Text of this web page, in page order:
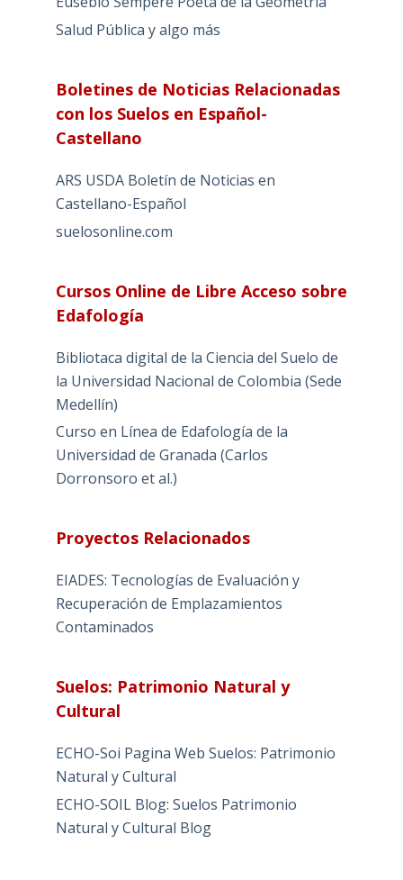
Salud Pública y algo más
Boletines de Noticias Relacionadas
con los Suelos en Español-
Castellano
ARS USDA Boletín de Noticias en
Castellano-Español
suelosonline.com
Cursos Online de Libre Acceso sobre
Edafología
Bibliotaca digital de la Ciencia del Suelo de
la Universidad Nacional de Colombia (Sede
Medellín)
Curso en Línea de Edafología de la
Universidad de Granada (Carlos
Dorronsoro et al.)
Proyectos Relacionados
EIADES: Tecnologías de Evaluación y
Recuperación de Emplazamientos
Contaminados
Suelos: Patrimonio Natural y
Cultural
ECHO-Soi Pagina Web Suelos: Patrimonio
Natural y Cultural
ECHO-SOIL Blog: Suelos Patrimonio
Natural y Cultural Blog